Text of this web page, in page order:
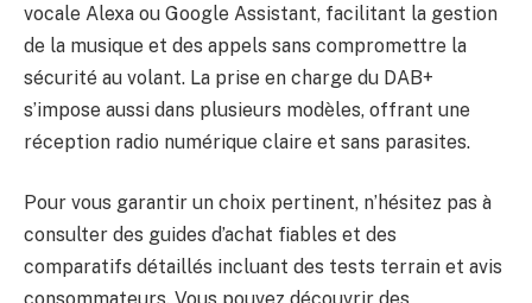
vocale Alexa ou Google Assistant, facilitant la gestion
de la musique et des appels sans compromettre la
sécurité au volant. La prise en charge du DAB+
s’impose aussi dans plusieurs modèles, offrant une
réception radio numérique claire et sans parasites.
Pour vous garantir un choix pertinent, n’hésitez pas à
consulter des guides d’achat fiables et des
comparatifs détaillés incluant des tests terrain et avis